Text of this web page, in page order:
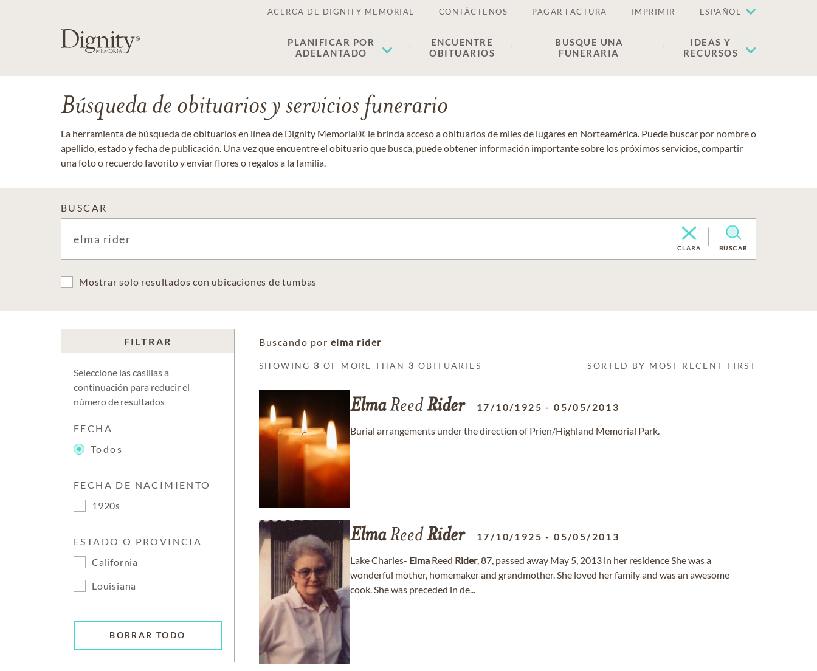
ACERCA DE DIGNITY MEMORIAL CONTÁCTENOS PAGAR FACTURA IMPRIMIR ESPAÑOL
PLANIFICAR POR
ADELANTADO
ENCUENTRE
OBITUARIOS
BUSQUE UNA
FUNERARIA
IDEAS Y
RECURSOS
Búsqueda de obituarios y servicios funerario
La herramienta de búsqueda de obituarios en línea de Dignity Memorial® le brinda acceso a obituarios de miles de lugares en Norteamérica. Puede buscar por nombre o
apellido, estado y fecha de publicación. Una vez que encuentre el obituario que busca, puede obtener información importante sobre los próximos servicios, compartir
una foto o recuerdo favorito y enviar flores o regalos a la familia.
BUSCAR
CLARA BUSCAR
Mostrar solo resultados con ubicaciones de tumbas
FILTRAR
Seleccione las casillas a
continuación para reducir el
número de resultados
FECHA
Todos
FECHA DE NACIMIENTO
1920s
ESTADO O PROVINCIA
California
Louisiana
BORRAR TODO
Buscando por elma rider
SHOWING 3 OF MORE THAN 3 OBITUARIES SORTED BY MOST RECENT FIRST
ElmaReedRider 17/10/1925 -05/05/2013
Burial arrangements under the direction of Prien/Highland Memorial Park.
ElmaReedRider 17/10/1925 -05/05/2013
Lake Charles- Elma Reed Rider, 87, passed away May 5, 2013 in her residence She was a
wonderful mother, homemaker and grandmother. She loved her family and was an awesome
cook. She was preceded in de...